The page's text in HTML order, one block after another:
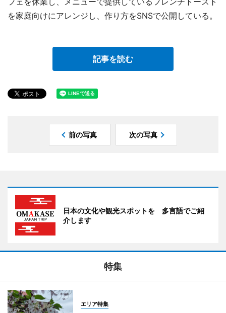
を家庭向けにアレンジし、作り方をSNSで公開している。
記事を読む
前の写真 次の写真
日本の文化や観光スポットを 多言語でご紹
介します
特集
エリア特集